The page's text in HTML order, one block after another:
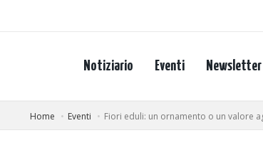
Notiziario Eventi Newsletter
Home Eventi Fiori eduli: un ornamento o un valore